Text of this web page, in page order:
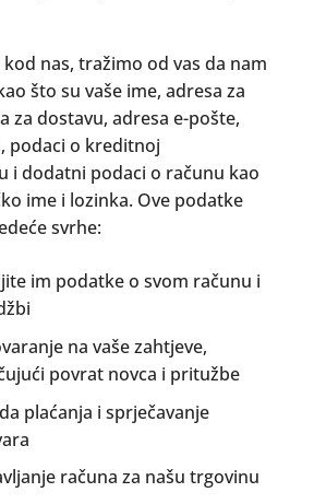
nas, tražimo od vas da nam
što su vaše ime, adresa za
za dostavu, adresa e-pošte,
podaci o kreditnoj
i dodatni podaci o računu kao
ime i lozinka. Ove podatke
svrhe:
im podatke o svom računu i
na vaše zahtjeve,
povrat novca i pritužbe
plaćanja i sprječavanje
računa za našu trgovinu